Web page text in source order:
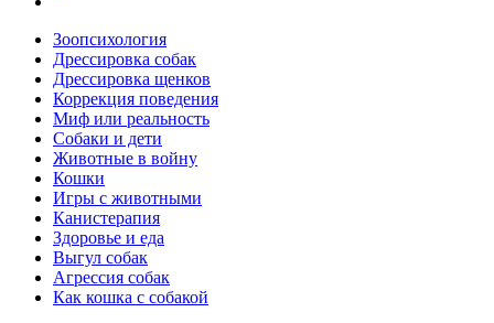
Зоопсихология
Дрессировка собак
Дрессировка щенков
Коррекция поведения
Миф или реальность
Собаки и дети
Животные в войну
Кошки
Игры с животными
Канистерапия
Здоровье и еда
Выгул собак
Агрессия собак
Как кошка с собакой